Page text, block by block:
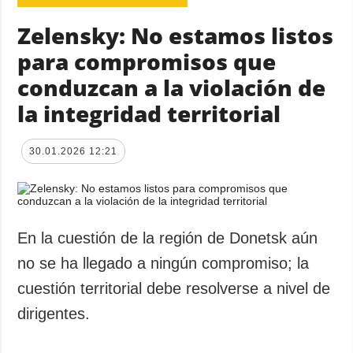
Zelensky: No estamos listos
para compromisos que
conduzcan a la violación de
la integridad territorial
30.01.2026 12:21
En la cuestión de la región de Donetsk aún
no se ha llegado a ningún compromiso; la
cuestión territorial debe resolverse a nivel de
dirigentes.